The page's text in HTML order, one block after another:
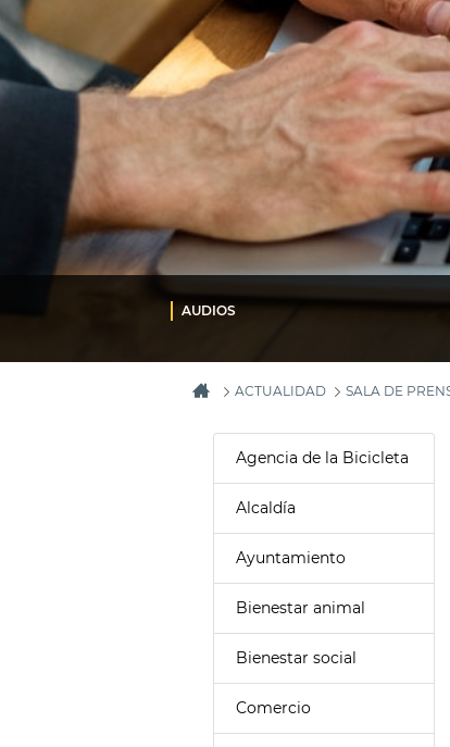
AUDIOS
ACTUALIDAD SALA DE
Agencia de la Bicicleta
Alcaldía
Ayuntamiento
Bienestar animal
Bienestar social
Comercio